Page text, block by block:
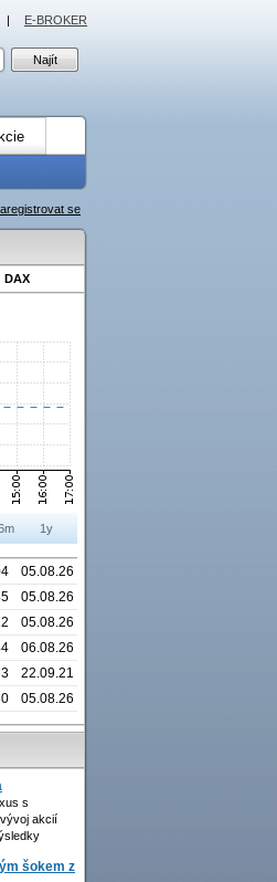
se
DAX
1y
05.08.26
05.08.26
05.08.26
06.08.26
22.09.21
05.08.26
s
akcií
šokem z
| E-BROKER